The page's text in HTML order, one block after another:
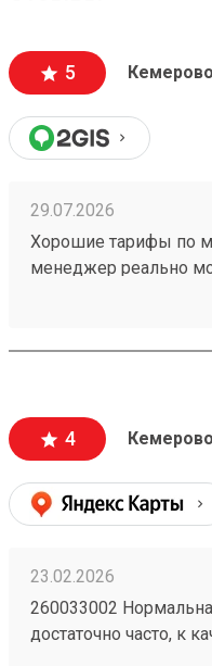
5 Кемерово
29.07.2026
Хорошие тарифы по
менеджер реально
менеджеру Татьяне
4 Кемерово
23.02.2026
260033002
достаточно часто, к